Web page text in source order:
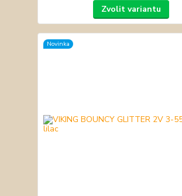
Zvolit variantu
Novinka